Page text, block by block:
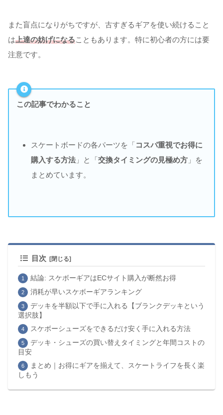
また盲点になりがちですが、古すぎるギアを使い続けること
は上達の妨げになることもあります。特に初心者の方には要
注意です。
この記事でわかること
スケートボードの各パーツを「コスパ重視でお得に
購入する方法 」と「交換タイミングの見極め方 」を
まとめています。
目次
結論: スケボーギアはECサイト購入が断然お得
消耗が早いスケボーギアランキング
デッキを半額以下で手に入れる【ブランクデッキという
選択肢】
スケボーシューズをできるだけ安く手に入れる方法
デッキ・シューズの買い替えタイミングと年間コストの
目安
まとめ｜お得にギアを揃えて、スケートライフを長く楽
しもう